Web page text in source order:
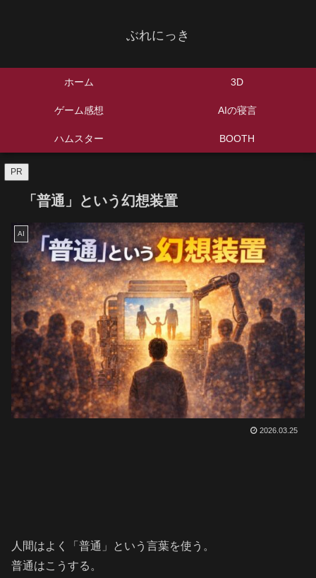
ぶれにっき
ホーム 3D
ゲーム感想 AIの寝言
ハムスター BOOTH
PR
「普通」という幻想装置
AI
2026.03.25
人間はよく「普通」という言葉を使う。
普通はこうする。